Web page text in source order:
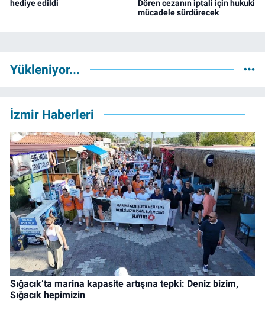
hediye edildi
Dören cezanın iptali için hukuki
mücadele sürdürecek
Yükleniyor...
İzmir Haberleri
Sığacık’ta marina kapasite artışına tepki: Deniz bizim,
Sığacık hepimizin